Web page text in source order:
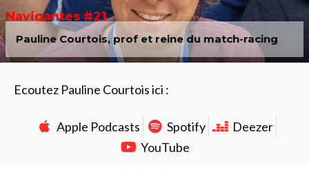
Navigantes #21
Pauline Courtois, prof et reine du match-racing
Ecoutez Pauline Courtois ici :
Apple Podcasts Spotify
Deezer
YouTube